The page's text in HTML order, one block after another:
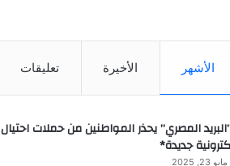
الأشهر الأخيرة تعليقات
المصري” يحذر المواطنين من حملات احتيال
جديدة*
مايو 23, 2025